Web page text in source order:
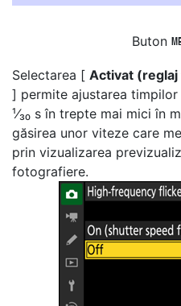
Buton
Selectarea [ Activat
] permite ajustarea timpilor
¹⁄₃₀ s în trepte mai mici în
găsirea unor viteze care
prin vizualizarea
fotografiere.